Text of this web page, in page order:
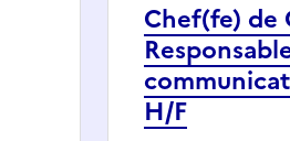
Chef(fe) de
H/F